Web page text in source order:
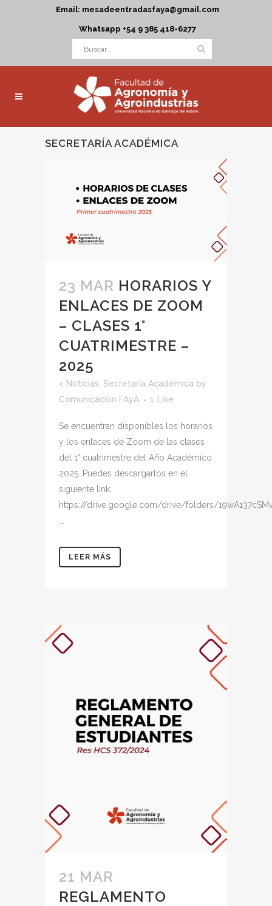
Email: mesadeentradasfaya@gmail.com
Whatsapp +54 9 385 418-6277
SECRETARÍA ACADÉMICA
23 MAR HORARIOS Y
ENLACES DE ZOOM
– CLASES 1°
CUATRIMESTRE –
2025
< Noticias Secretaría Académica by
Comunicación FAyA
1 Like
Se encuentran disponibles los horarios
y los enlaces de Zoom de las clases
del 1° cuatrimestre del Año Académico
2025. Puedes descargarlos en el
siguiente link:
https://drive.google.com/drive/folders/
LEER MÁS
21 MAR
REGLAMENTO